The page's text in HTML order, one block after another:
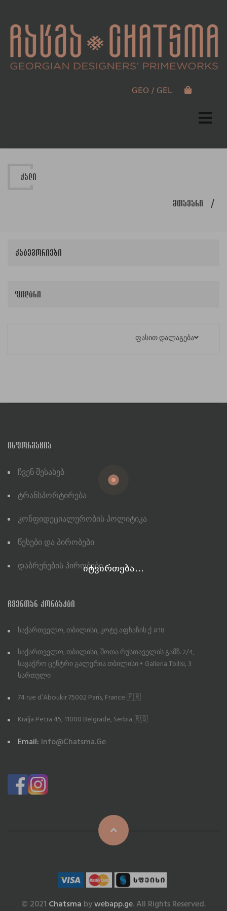
GEO / GEL
ქალი
მთავარი /
კატეგორიები
ფილტრი
ფასით დალაგება
იტვირთება...
ᲘᲜᲤᲝᲠᲛᲐᲪᲘᲐ
Ჩვენ Შესახებ
Ტრანსპორტირება
Კონფიდეციალურობის Პოლიტიკა
Წესები Და Პირობები
Დაბრუნების Პირობები
ᲩᲕᲔᲜᲗᲐᲜ ᲙᲝᲜᲢᲐᲥᲢᲘ
საქართველო, თბილისი, კოტე აფხაზის ქ #18
საქართველო, თბილისი, შოთა რუსთაველის გამზ. 2/4,
სავაჭრო ცენტრი გალერია თბილისი • Galleria Tbilisi, 3
სართული
74 rue d’Aboukir 75002 Paris, France 🇫🇷
Kralja Petra 45, 11000 Belgrade, Serbia 🇷🇸
Email: Info@chatsma.ge
© 2021 Chatsma bywebapp.ge. All Rights Reserved.